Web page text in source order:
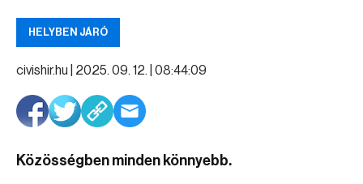
HELYBEN JÁRÓ
civishir.hu | 2025. 09. 12. | 08:44:09
Közösségben minden könnyebb.